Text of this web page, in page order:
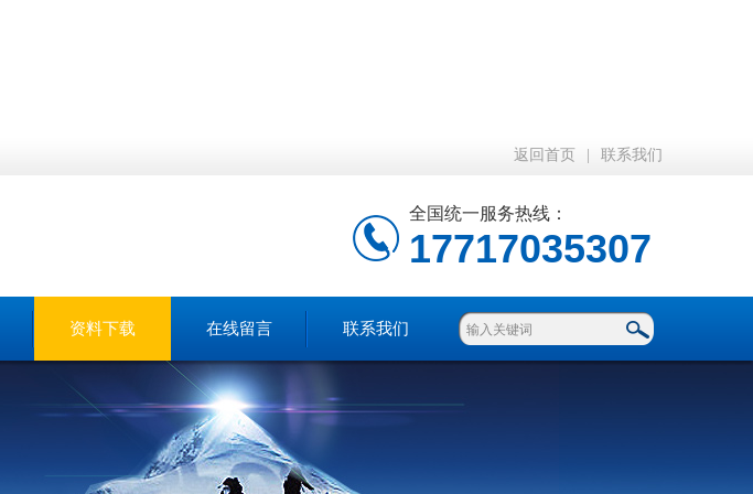
返回首页 联系我们
全国统一服务热线：
17717035307
资料下载 在线留言 联系我们